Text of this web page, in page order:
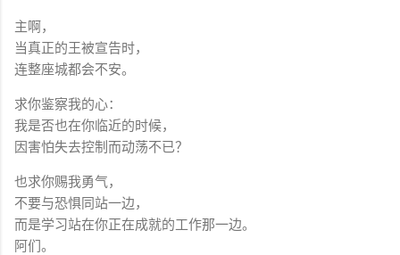
主啊，
当真正的王被宣告时，
连整座城都会不安。
求你鉴察我的心：
我是否也在你临近的时候，
因害怕失去控制而动荡不已？
也求你赐我勇气，
不要与恐惧同站一边，
而是学习站在你正在成就的工作那一边。
阿们。